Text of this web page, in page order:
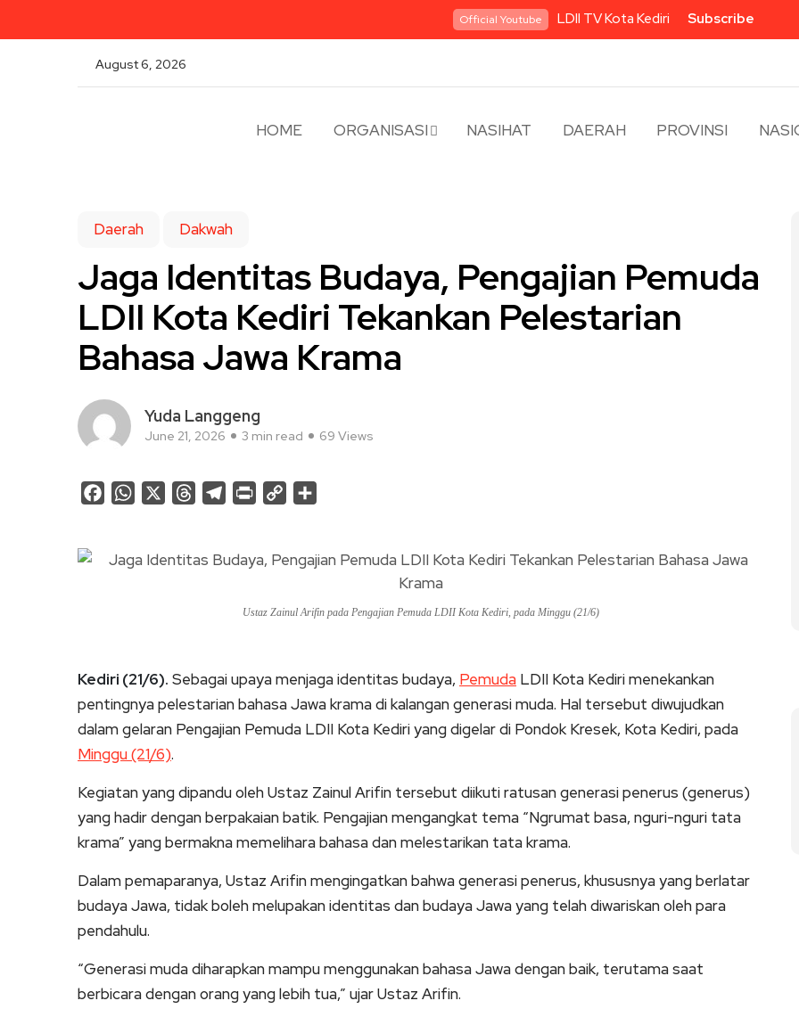
Official Youtube LDII TV Kota Kediri Subscribe
August 6, 2026
HOME ORGANISASI NASIHAT DAERAH PROVINSI
Daerah Dakwah
Jaga Identitas Budaya, Pengajian Pemuda
LDII Kota Kediri Tekankan Pelestarian
Bahasa Jawa Krama
Yuda Langgeng
June 21, 2026 3 min read 69 Views
FacebookWhatsApp ThreadsTelegram
Print
Copy
Ustaz Zainul Arifin pada Pengajian Pemuda LDII Kota Kediri, pada Minggu (21/6)
Kediri (21/6). Sebagai upaya menjaga identitas budaya, Pemuda LDII Kota Kediri menekankan
pentingnya pelestarian bahasa Jawa krama di kalangan generasi muda. Hal tersebut diwujudkan
dalam gelaran Pengajian Pemuda LDII Kota Kediri yang digelar di Pondok Kresek, Kota Kediri, pada
Minggu (21/6).
Kegiatan yang dipandu oleh Ustaz Zainul Arifin tersebut diikuti ratusan generasi penerus (generus)
yang hadir dengan berpakaian batik. Pengajian mengangkat tema “Ngrumat basa, nguri-nguri tata
krama” yang bermakna memelihara bahasa dan melestarikan tata krama.
Dalam pemaparanya, Ustaz Arifin mengingatkan bahwa generasi penerus, khususnya yang berlatar
budaya Jawa, tidak boleh melupakan identitas dan budaya Jawa yang telah diwariskan oleh para
pendahulu.
“Generasi muda diharapkan mampu menggunakan bahasa Jawa dengan baik, terutama saat
berbicara dengan orang yang lebih tua,” ujar Ustaz Arifin.